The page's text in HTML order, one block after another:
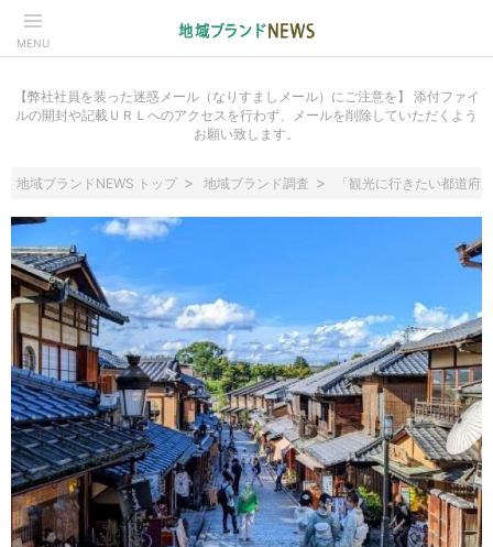
MENU
【弊社社員を装った迷惑メール（なりすましメール）にご注意を】 添付ファイ
ルの開封や記載ＵＲＬへのアクセスを行わず、メールを削除していただくよう
お願い致します。
地域ブランドNEWS トップ 地域ブランド調査 「観光に行きたい都道府